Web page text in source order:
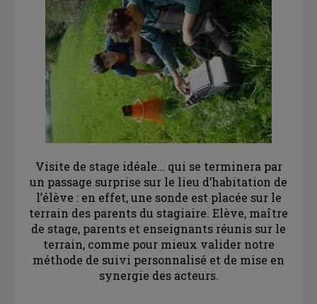
Visite de stage idéale… qui se terminera par
un passage surprise sur le lieu d’habitation de
l’élève : en effet, une sonde est placée sur le
terrain des parents du stagiaire. Elève, maître
de stage, parents et enseignants réunis sur le
terrain, comme pour mieux valider notre
méthode de suivi personnalisé et de mise en
synergie des acteurs.